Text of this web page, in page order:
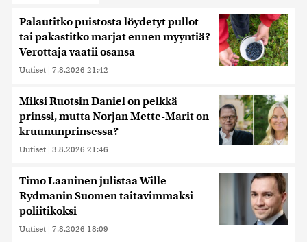
Palautitko puistosta löydetyt pullot
tai pakastitko marjat ennen myyntiä?
Verottaja vaatii osansa
Uutiset | 7.8.2026 21:42
Miksi Ruotsin Daniel on pelkkä
prinssi, mutta Norjan Mette-Marit on
kruununprinsessa?
Uutiset | 3.8.2026 21:46
Timo Laaninen julistaa Wille
Rydmanin Suomen taitavimmaksi
poliitikoksi
Uutiset | 7.8.2026 18:09